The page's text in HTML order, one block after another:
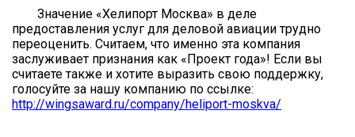
Значение «Хелипорт Москва» в деле
предоставления услуг для деловой авиации трудно
переоценить. Считаем, что именно эта компания
заслуживает признания как «Проект года»! Если вы
считаете также и хотите выразить свою поддержку,
голосуйте за нашу компанию по ссылке:
http://wingsaward.ru/company/heliport-moskva/